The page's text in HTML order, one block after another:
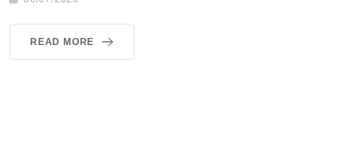
READ MORE